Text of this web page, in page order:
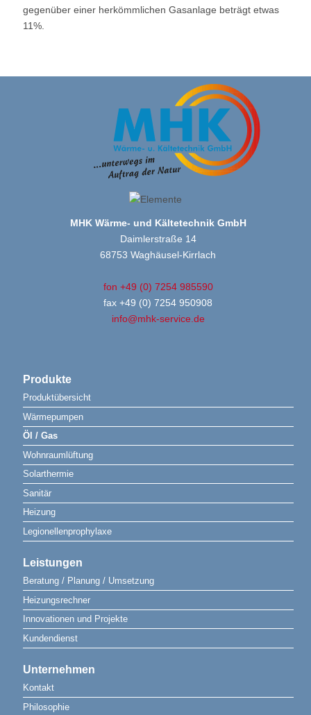
gegenüber einer herkömmlichen Gasanlage beträgt etwas
11%.
MHK Wärme- und Kältetechnik GmbH
Daimlerstraße 14
68753 Waghäusel-Kirrlach
fon +49 (0) 7254 985590
fax +49 (0) 7254 950908
info@mhk-service.de
Produkte
Produktübersicht
Wärmepumpen
Öl / Gas
Wohnraumlüftung
Solarthermie
Sanitär
Heizung
Legionellenprophylaxe
Leistungen
Beratung / Planung / Umsetzung
Heizungsrechner
Innovationen und Projekte
Kundendienst
Unternehmen
Kontakt
Philosophie